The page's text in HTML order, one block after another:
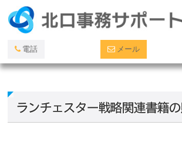
電話 メール
ランチェスター戦略関連書籍